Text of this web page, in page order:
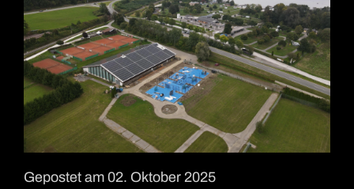
Gepostet am 02. Oktober 2025